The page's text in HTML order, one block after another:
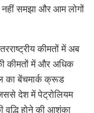
नहीं समझा और आम लोगों
कीमतों में अब
कीमतों में और अधिक
का बेंचमार्क क्रूड
देश में पेट्रोलियम
वृद्धि होने की आशंका